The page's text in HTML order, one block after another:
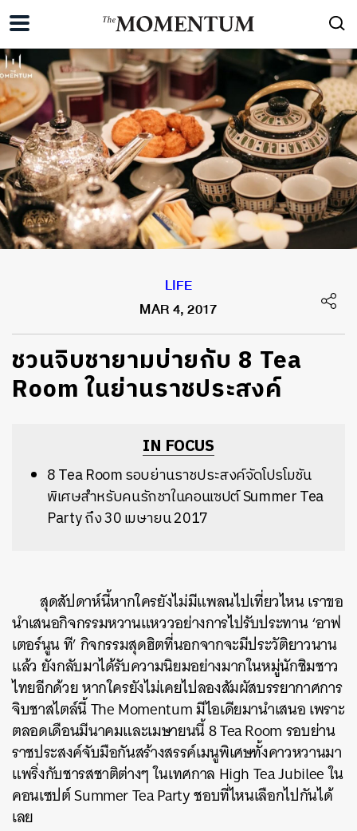
LIFE
MAR 4, 2017
ชวนจิบชายามบ่ายกับ 8 Tea
Room ในย่านราชประสงค์
IN FOCUS
8 Tea Room รอบย่านราชประสงค์จัดโปรโมชัน
พิเศษสำหรับคนรักชาในคอนเซปต์ Summer Tea
Party ถึง 30 เมษายน 2017
สุดสัปดาห์นี้หากใครยังไม่มีแพลนไปเที่ยวไหน เราขอ
นำเสนอกิจกรรมหวานแหววอย่างการไปรับประทาน ‘อาฟ
เตอร์นูน ที’ กิจกรรมสุดฮิตที่นอกจากจะมีประวัติยาวนาน
แล้ว ยังกลับมาได้รับความนิยมอย่างมากในหมู่นักชิมชาว
ไทยอีกด้วย หากใครยังไม่เคยไปลองสัมผัสบรรยากาศการ
จิบชาสไตล์นี้ The Momentum มีไอเดียมานำเสนอ เพราะ
ตลอดเดือนมีนาคมและเมษายนนี้ 8 Tea Room รอบย่าน
ราชประสงค์จับมือกันสร้างสรรค์เมนูพิเศษทั้งคาวหวานมา
แพริ่งกับชารสชาติต่างๆ ในเทศกาล High Tea Jubilee ใน
คอนเซปต์ Summer Tea Party ชอบที่ไหนเลือกไปกันได้
เลย